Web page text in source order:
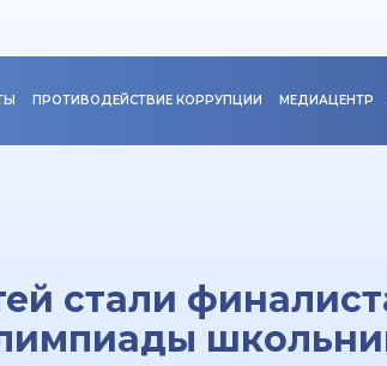
ПРОТИВОДЕЙСТВИЕ КОРРУПЦИИ МЕДИАЦЕНТР
стали